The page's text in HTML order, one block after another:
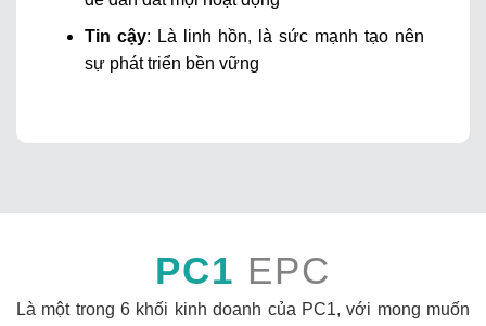
Tin cậy: Là linh hồn, là sức mạnh tạo nên
sự phát triển bền vững
PC1 EPC
Là một trong 6 khối kinh doanh của PC1, với mong muốn